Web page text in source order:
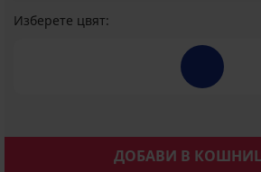
Изберете цвят:
ДОБАВИ В